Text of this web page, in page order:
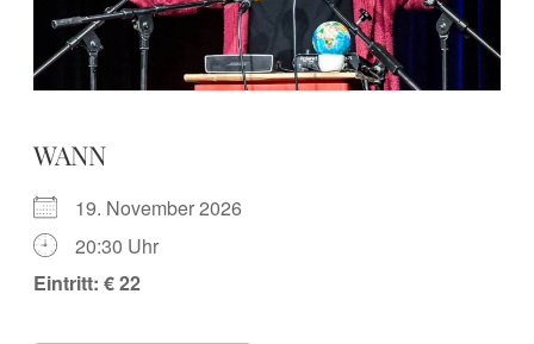
WANN
19. November 2026
20:30 Uhr
Eintritt: € 22